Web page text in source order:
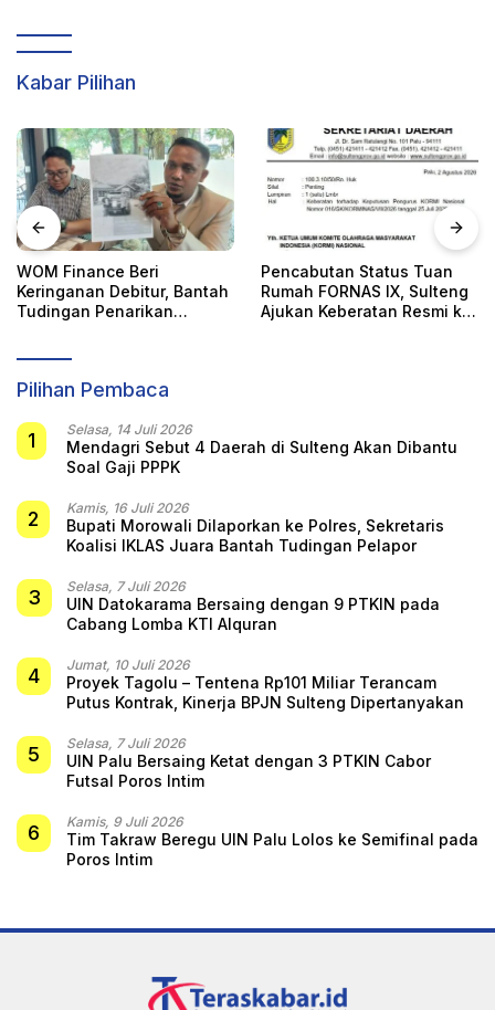
Kabar Pilihan
WOM Finance Beri
Keringanan Debitur, Bantah
Tudingan Penarikan
Pencabutan Status Tuan
Rumah FORNAS IX, Sulteng
Ajukan Keberatan Resmi ke
Pilihan Pembaca
1 Selasa, 14 Juli 2026
Mendagri Sebut 4 Daerah di Sulteng Akan Dibantu
Soal Gaji PPPK
2 Kamis, 16 Juli 2026
Bupati Morowali Dilaporkan ke Polres, Sekretaris
Koalisi IKLAS Juara Bantah Tudingan Pelapor
3 Selasa, 7 Juli 2026
UIN Datokarama Bersaing dengan 9 PTKIN pada
Cabang Lomba KTI Alquran
4 Jumat, 10 Juli 2026
Proyek Tagolu – Tentena Rp101 Miliar Terancam
Putus Kontrak, Kinerja BPJN Sulteng Dipertanyakan
5 Selasa, 7 Juli 2026
UIN Palu Bersaing Ketat dengan 3 PTKIN Cabor
Futsal Poros Intim
6 Kamis, 9 Juli 2026
Tim Takraw Beregu UIN Palu Lolos ke Semifinal pada
Poros Intim